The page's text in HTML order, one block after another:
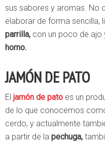
sus sabores y aromas. No
elaborar de forma sencilla,
parrilla, con un poco de ajo
horno.
JAMÓN DE PATO
El jamón de pato es un
de lo que conocemos
cerdo, y actualmente
a partir de la pechuga,